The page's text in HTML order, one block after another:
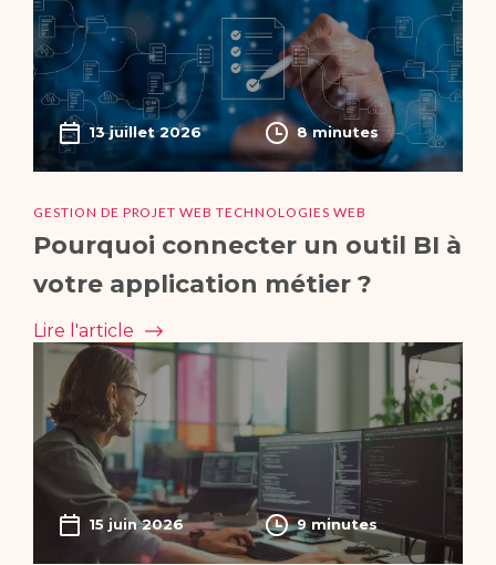
13 juillet 2026 8 minutes
GESTION DE PROJET WEB TECHNOLOGIES WEB
Pourquoi connecter un outil BI à
votre application métier ?
Lire l'article
15 juin 2026 9 minutes